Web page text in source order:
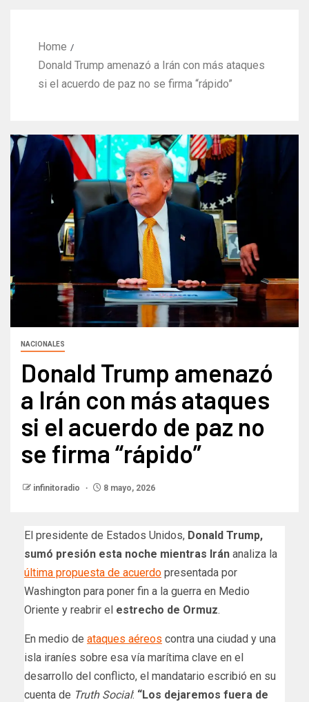
Home
Donald Trump amenazó a Irán con más ataques
si el acuerdo de paz no se firma “rápido”
NACIONALES
Donald Trump amenazó
a Irán con más ataques
si el acuerdo de paz no
se firma “rápido”
infinitoradio 8 mayo, 2026
El presidente de Estados Unidos, Donald Trump,
sumó presión esta noche mientras Irán analiza la
última propuesta de acuerdo presentada por
Washington para poner fin a la guerra en Medio
Oriente y reabrir el estrecho de Ormuz.
En medio de ataques aéreos contra una ciudad y una
isla iraníes sobre esa vía marítima clave en el
desarrollo del conflicto, el mandatario escribió en su
cuenta de Truth Social: “Los dejaremos fuera de